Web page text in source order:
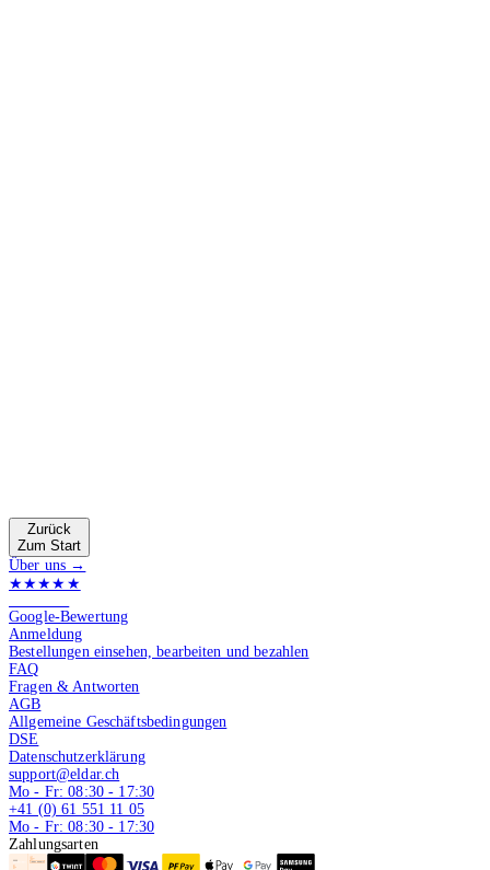
Zurück
Zum Start
Über uns →
★★★★★
Google-Bewertung
Anmeldung
Bestellungen einsehen, bearbeiten und bezahlen
FAQ
Fragen & Antworten
AGB
Allgemeine Geschäftsbedingungen
DSE
Datenschutzerklärung
support@eldar.ch
Mo - Fr: 08:30 - 17:30
+41 (0) 61 551 11 05
Mo - Fr: 08:30 - 17:30
Zahlungsarten